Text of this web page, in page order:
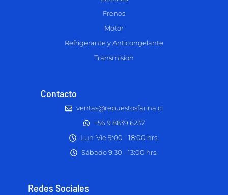
Frenos
Motor
Refrigerante y Anticongelante
Transmision
Contacto
ventas@repuestosfarina.cl
+56 9 8839 6237
Lun-Vie 9:00 - 18:00 hrs.
Sábado 9:30 - 13:00 hrs.
Redes Sociales